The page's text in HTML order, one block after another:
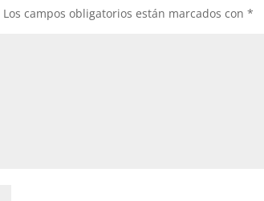
Los campos obligatorios están marcados con*